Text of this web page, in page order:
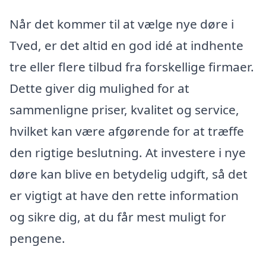
Når det kommer til at vælge nye døre i
Tved, er det altid en god idé at indhente
tre eller flere tilbud fra forskellige firmaer.
Dette giver dig mulighed for at
sammenligne priser, kvalitet og service,
hvilket kan være afgørende for at træffe
den rigtige beslutning. At investere i nye
døre kan blive en betydelig udgift, så det
er vigtigt at have den rette information
og sikre dig, at du får mest muligt for
pengene.